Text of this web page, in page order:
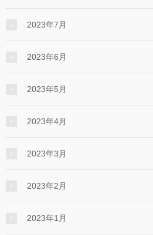
2023年7月
2023年6月
2023年5月
2023年4月
2023年3月
2023年2月
2023年1月